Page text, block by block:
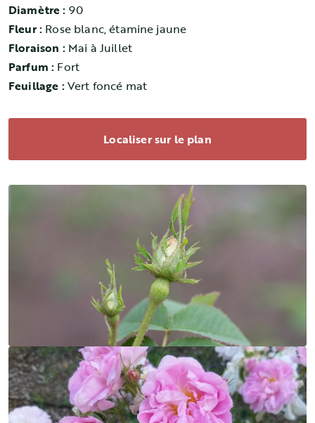
Diamètre : 90
Fleur : Rose blanc, étamine jaune
Floraison : Mai à Juillet
Parfum : Fort
Feuillage :Vert foncé mat
Localiser sur le plan